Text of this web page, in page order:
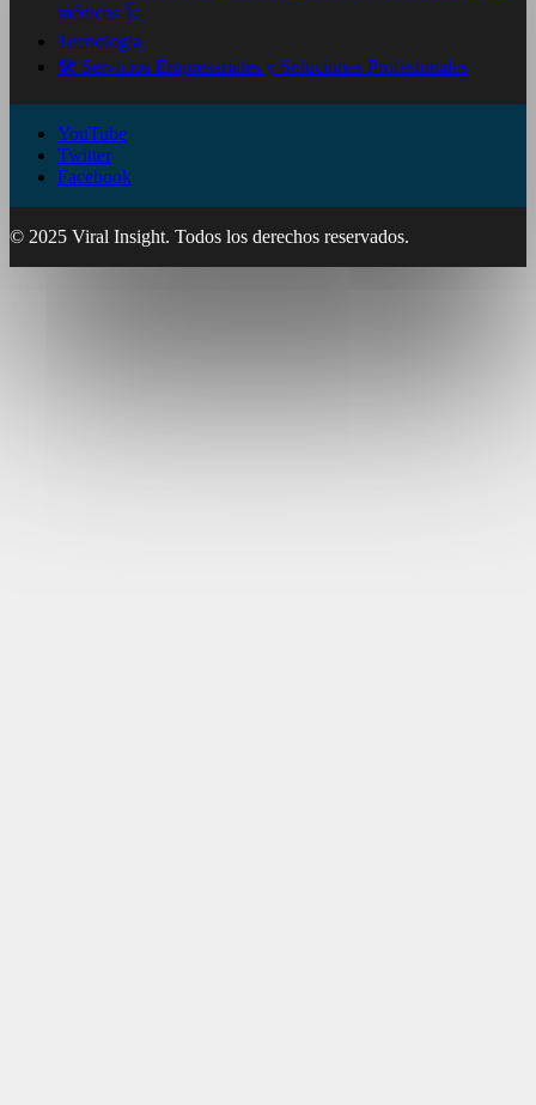
médicos 🩺
Tecnologia
🛠️ Servicios Empresariales y Soluciones Profesionales
YouTube
Twitter
Facebook
© 2025 Viral Insight. Todos los derechos reservados.